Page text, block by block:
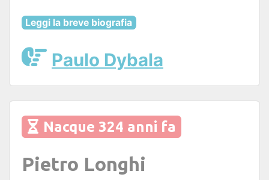
Leggi la breve biografia
Paulo Dybala
Nacque 324 anni fa
Pietro Longhi